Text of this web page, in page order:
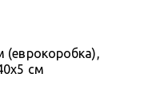
(еврокоробка),
см